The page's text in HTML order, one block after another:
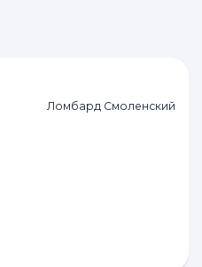
Ломбард Смоленский